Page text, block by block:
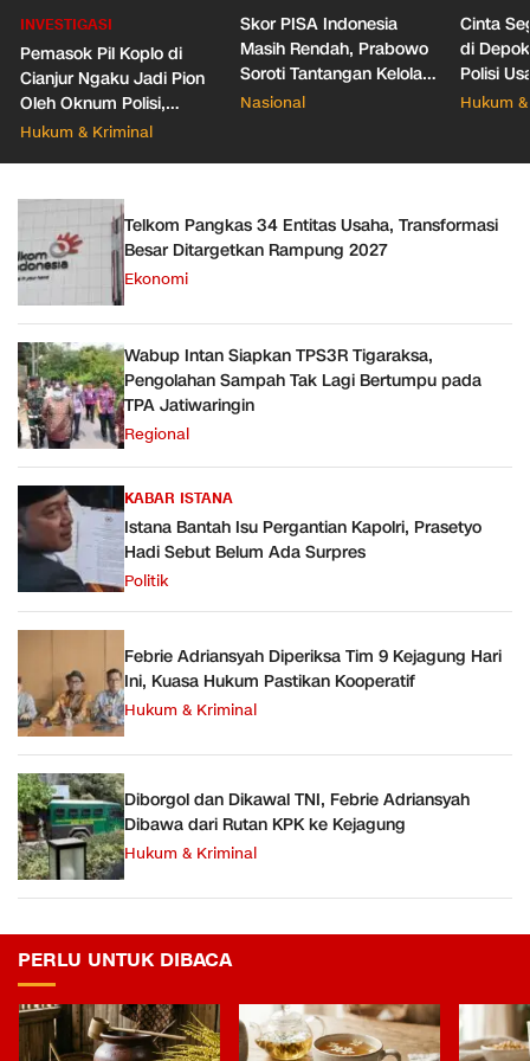
INVESTIGASI
Pemasok Pil Koplo di
Cianjur Ngaku Jadi Pion
Oleh Oknum Polisi,
Propam Mabes Polri
Hukum & Kriminal
Skor PISA Indonesia
Masih Rendah, Prabowo
Soroti Tantangan Kelola
388 Ribu Sekolah
Nasional
Cinta
di
Polisi
Pacar
Hukum
Telkom Pangkas 34 Entitas Usaha, Transformasi
Besar Ditargetkan Rampung 2027
Ekonomi
Wabup Intan Siapkan TPS3R Tigaraksa,
Pengolahan Sampah Tak Lagi Bertumpu pada
TPA Jatiwaringin
Regional
KABAR ISTANA
Istana Bantah Isu Pergantian Kapolri, Prasetyo
Hadi Sebut Belum Ada Surpres
Politik
Febrie Adriansyah Diperiksa Tim 9 Kejagung Hari
Ini, Kuasa Hukum Pastikan Kooperatif
Hukum & Kriminal
Diborgol dan Dikawal TNI, Febrie Adriansyah
Dibawa dari Rutan KPK ke Kejagung
Hukum & Kriminal
PERLU UNTUK DIBACA